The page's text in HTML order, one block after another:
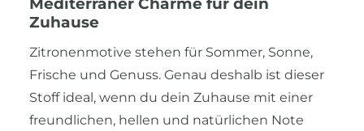
Zuhause
Zitronenmotive stehen für Sommer, Sonne,
Frische und Genuss. Genau deshalb ist dieser
Stoff ideal, wenn du dein Zuhause mit einer
freundlichen, hellen und natürlichen Note